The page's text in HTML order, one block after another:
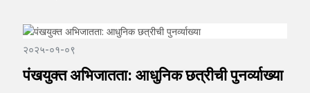
२०२५-०१-०९
पंखयुक्त अभिजातता: आधुनिक छत्रीची पुनर्व्याख्या